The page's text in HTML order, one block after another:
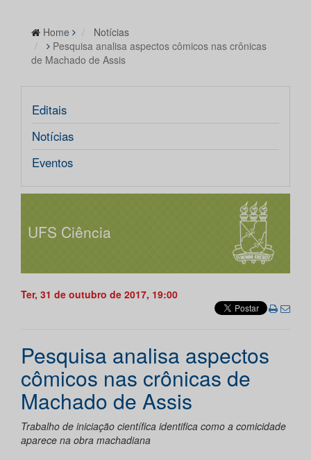
Home
Notícias
Pesquisa analisa aspectos cômicos nas crônicas
de Machado de Assis
Editais
Notícias
Eventos
UFS Ciência
Ter, 31 de outubro de 2017, 19:00
Pesquisa analisa aspectos
cômicos nas crônicas de
Machado de Assis
Trabalho de iniciação científica identifica como a comicidade
aparece na obra machadiana